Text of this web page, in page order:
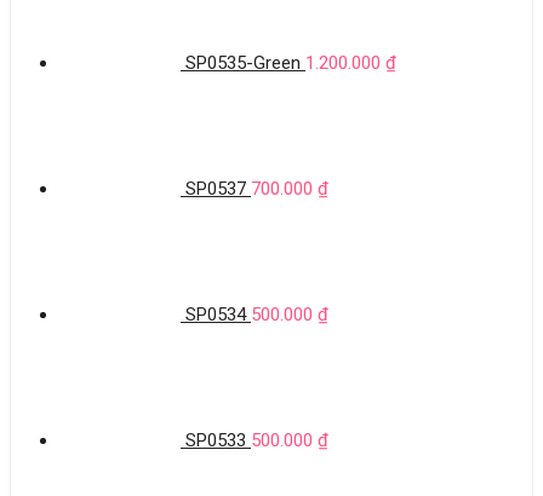
SP0535-Green 1.200.000 ₫
SP0537 700.000 ₫
SP0534 500.000 ₫
SP0533 500.000 ₫